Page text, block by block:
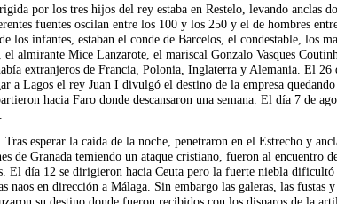
por los tres hijos del rey estaba en Restelo, levando anclas
fuentes oscilan entre los 100 y los 250 y el de hombres
los infantes, estaban el conde de Barcelos, el condestable, los
almirante Mice Lanzarote, el mariscal Gonzalo Vasques
extranjeros de Francia, Polonia, Inglaterra y Alemania. El 26
a Lagos el rey Juan I divulgó el destino de la empresa
hacia Faro donde descansaron una semana. El día 7 de
esperar la caída de la noche, penetraron en el Estrecho y
de Granada temiendo un ataque cristiano, fueron al encuentro
El día 12 se dirigieron hacia Ceuta pero la fuerte niebla dificultó
naos en dirección a Málaga. Sin embargo las galeras, las fustas
su destino donde fueron recibidos con los disparos de la